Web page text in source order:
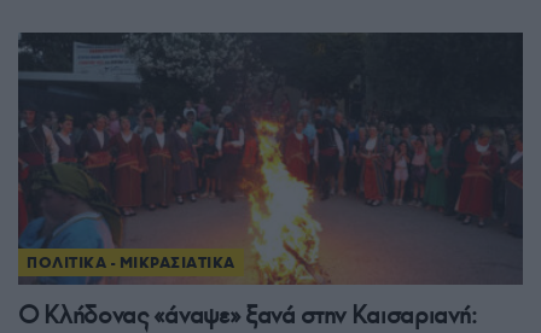
ΠΟΛΙΤΙΚΑ - ΜΙΚΡΑΣΙΑΤΙΚΑ
Ο Κλήδονας «άναψε» ξανά στην Καισαριανή: